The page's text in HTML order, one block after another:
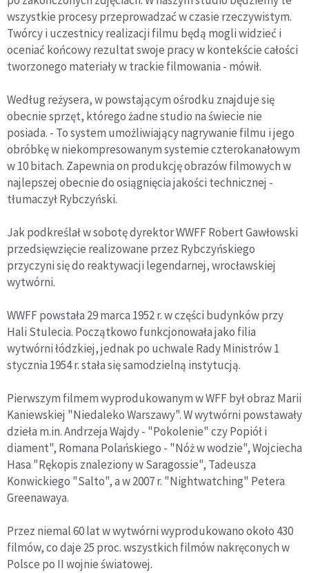
wszystkie procesy przeprowadzać w czasie rzeczywistym.
Twórcy i uczestnicy realizacji filmu będą mogli widzieć i
oceniać końcowy rezultat swoje pracy w kontekście całości
tworzonego materiały w trackie filmowania - mówił.
Według reżysera, w powstającym ośrodku znajduje się
obecnie sprzęt, którego żadne studio na świecie nie
posiada. - To system umożliwiający nagrywanie filmu i jego
obróbkę w niekompresowanym systemie czterokanałowym
w 10 bitach. Zapewnia on produkcję obrazów filmowych w
najlepszej obecnie do osiągnięcia jakości technicznej -
tłumaczył Rybczyński.
Jak podkreślał w sobotę dyrektor WWFF Robert Gawłowski
przedsięwzięcie realizowane przez Rybczyńskiego
przyczyni się do reaktywacji legendarnej, wrocławskiej
wytwórni.
WWFF powstała 29 marca 1952 r. w części budynków przy
Hali Stulecia. Początkowo funkcjonowała jako filia
wytwórni łódzkiej, jednak po uchwale Rady Ministrów 1
stycznia 1954 r. stała się samodzielną instytucją.
Pierwszym filmem wyprodukowanym w WFF był obraz Marii
Kaniewskiej "Niedaleko Warszawy". W wytwórni powstawały
dzieła m.in. Andrzeja Wajdy - "Pokolenie" czy Popiół i
diament", Romana Polańskiego - "Nóż w wodzie", Wojciecha
Hasa "Rękopis znaleziony w Saragossie", Tadeusza
Konwickiego "Salto", a w 2007 r. "Nightwatching" Petera
Greenawaya.
Przez niemal 60 lat w wytwórni wyprodukowano około 430
filmów, co daje 25 proc. wszystkich filmów nakręconych w
Polsce po II wojnie światowej.